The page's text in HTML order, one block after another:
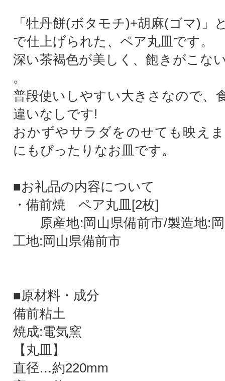
「牡丹餅(ボタモチ)+胡麻(ゴマ)」
で仕上げられた、ペア丸皿です。
深い茶褐色が美しく、飽きがこな
。
普段使いしやすい大きさなので、
違いなしです!
おかずやサラダをのせても映え
にもぴったりなお皿です。
■お礼品の内容について
・備前焼 ペア丸皿[2枚]
原産地:岡山県備前市/製造地:岡
工地:岡山県備前市
■原材料・成分
備前粘土
焼成:電気窯
【丸皿】
直径…約220mm